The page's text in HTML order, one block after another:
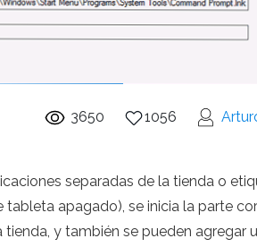
3650 1056
separadas de la tienda o
apagado), se inicia la parte
y también se pueden